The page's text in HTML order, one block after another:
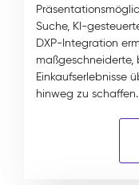
Suche, KI-
DXP-Integration
maßgeschneiderte,
Einkaufserlebnisse
hinweg zu schaffen.